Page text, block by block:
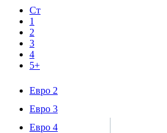
Ст
1
2
3
4
5+
Евро 2
Евро 3
Евро 4